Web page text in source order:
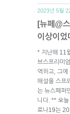
2023년 5월
[뉴페@
이상이었
* 지난해 11
브스프리미
역하고, 그
해설을 스프
는 뉴스페퍼
니다. ** 오
로나19는 20